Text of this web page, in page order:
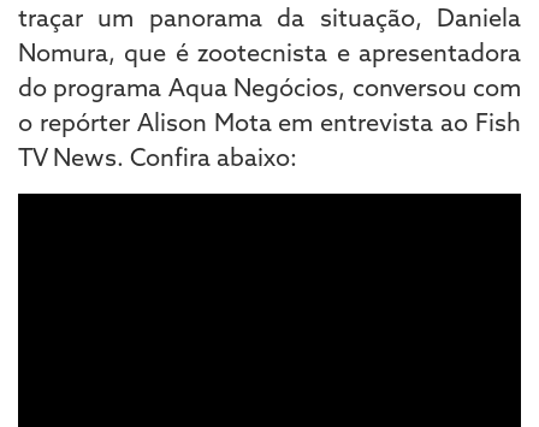
traçar um panorama da situação, Daniela
Nomura, que é zootecnista e apresentadora
do programa Aqua Negócios, conversou com
o repórter Alison Mota em entrevista ao Fish
TV News. Confira abaixo: